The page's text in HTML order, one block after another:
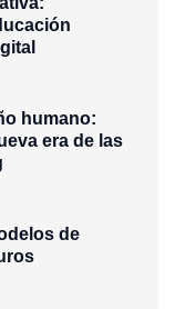
humano:
era de las
de